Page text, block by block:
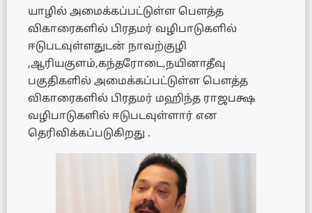
யாழில் அமைக்கப்பட்டுள்ள பௌத்த
விகாரைகளில் பிரதமர் வழிபாடுகளில்
ஈடுபடவுள்ளதுடன் நாவற்குழி
,ஆரியகுளம்,கந்தரோடை,நயினாதீவு
பகுதிகளில் அமைக்கப்பட்டுள்ள பௌத்த
விகாரைகளில் பிரதமர் மஹிந்த ராஜபக்ஷ
வழிபாடுகளில் ஈடுபடவுள்ளார் என
தெரிவிக்கப்படுகிறது .